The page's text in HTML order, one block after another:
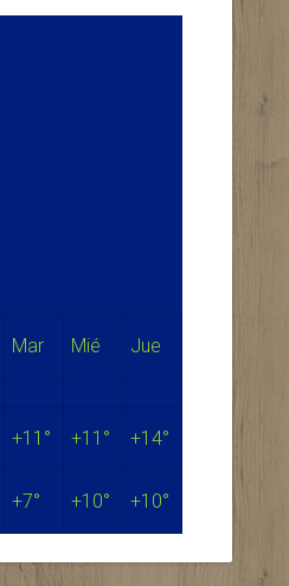
Mar Mié Jue
+11° +11° +14°
+7° +10° +10°